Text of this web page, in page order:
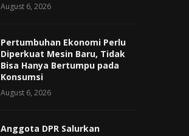
August 6, 2026
Pertumbuhan Ekonomi Perlu
Diperkuat Mesin Baru, Tidak
Bisa Hanya Bertumpu pada
Konsumsi
August 6, 2026
Anggota DPR Salurkan